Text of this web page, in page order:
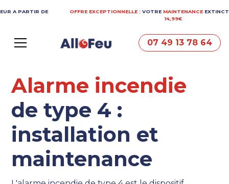
DE OFFRE EXCEPTIONNELLE: VOTREMAINTENANCEEXTINCTEUR A
07 49 13 78 64
Alarme incendie
de type 4 :
installation et
maintenance